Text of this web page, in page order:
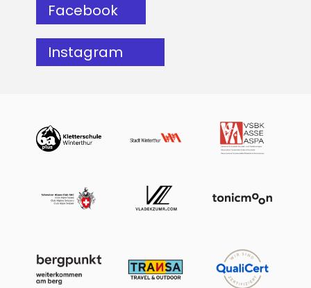
Facebook
Instagram